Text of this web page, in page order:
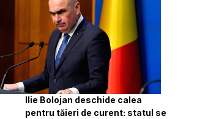
Ilie Bolojan deschide calea
pentru tăieri de curent: statul se